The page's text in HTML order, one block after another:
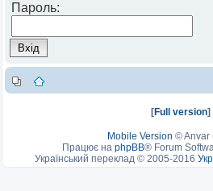
Пароль:
[Full version]
Mobile Version ©Anvar
Працює на phpBB® Forum
Український переклад © 2005-2016